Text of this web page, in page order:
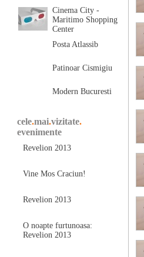
Cinema City -
Maritimo Shopping
Center
Posta Atlassib
Patinoar Cismigiu
Modern Bucuresti
cele.mai.vizitate.
evenimente
Revelion 2013
Vine Mos Craciun!
Revelion 2013
O noapte furtunoasa:
Revelion 2013